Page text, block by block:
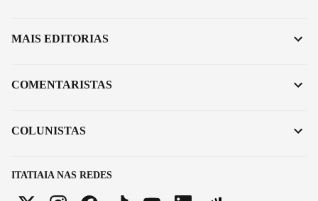
ITATIAIA NAS REDES
MAIS EDITORIAS
COMENTARISTAS
COLUNISTAS